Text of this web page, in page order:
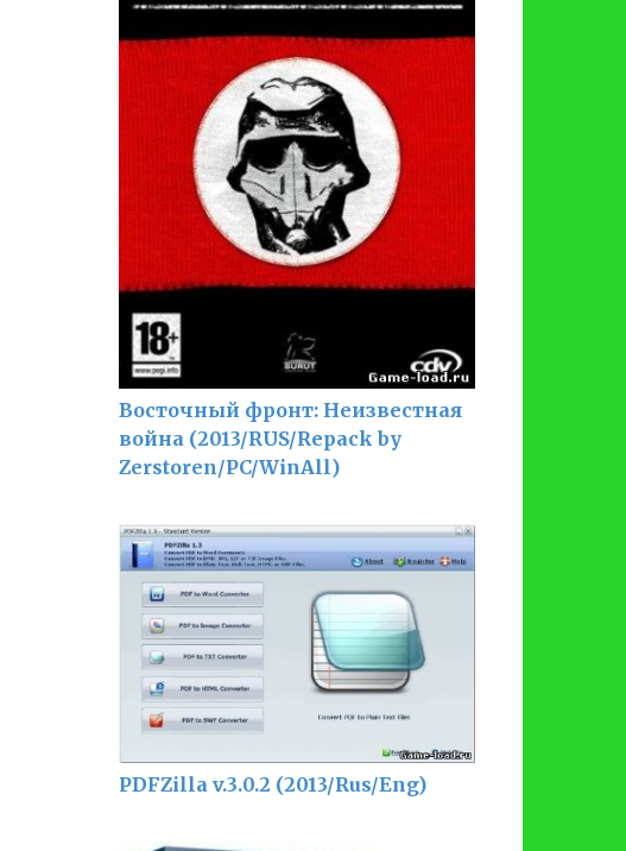
Восточный фронт: Неизвестная
война (2013/RUS/Repack by
Zerstoren/PC/WinAll)
PDFZilla v.3.0.2 (2013/Rus/Eng)